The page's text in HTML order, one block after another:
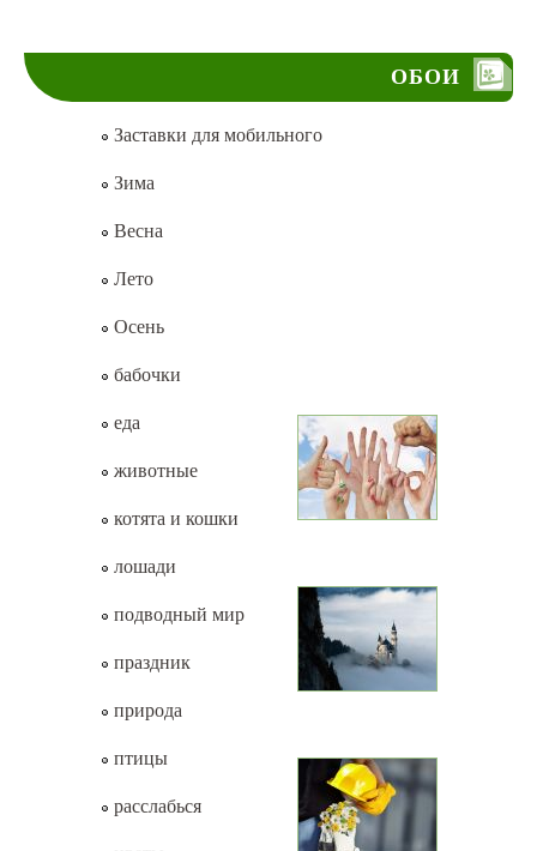
ОБОИ
Заставки для мобильного
Зима
Весна
Лето
Осень
бабочки
еда
животные
котята и кошки
лошади
подводный мир
праздник
природа
птицы
расслабься